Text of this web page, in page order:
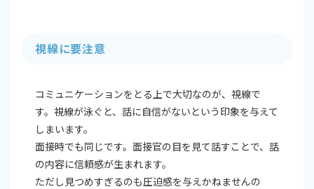
視線に要注意
コミュニケーションをとる上で大切なのが、視線で
す。視線が泳ぐと、話に自信がないという印象を与えて
しまいます。
面接時でも同じです。面接官の目を見て話すことで、話
の内容に信頼感が生まれます。
ただし見つめすぎるのも圧迫感を与えかねませんの